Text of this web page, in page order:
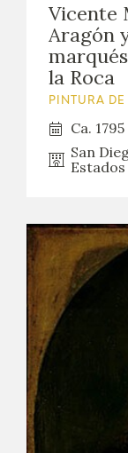
Vicente
Aragón
la Roca
PINTURA DE
Ca. 1795
San